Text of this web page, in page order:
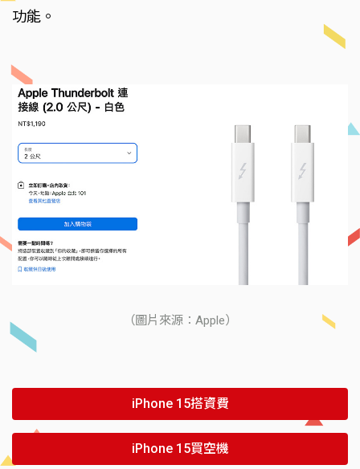
功能。
（圖片來源：Apple）
iPhone 15搭資費
iPhone 15買空機